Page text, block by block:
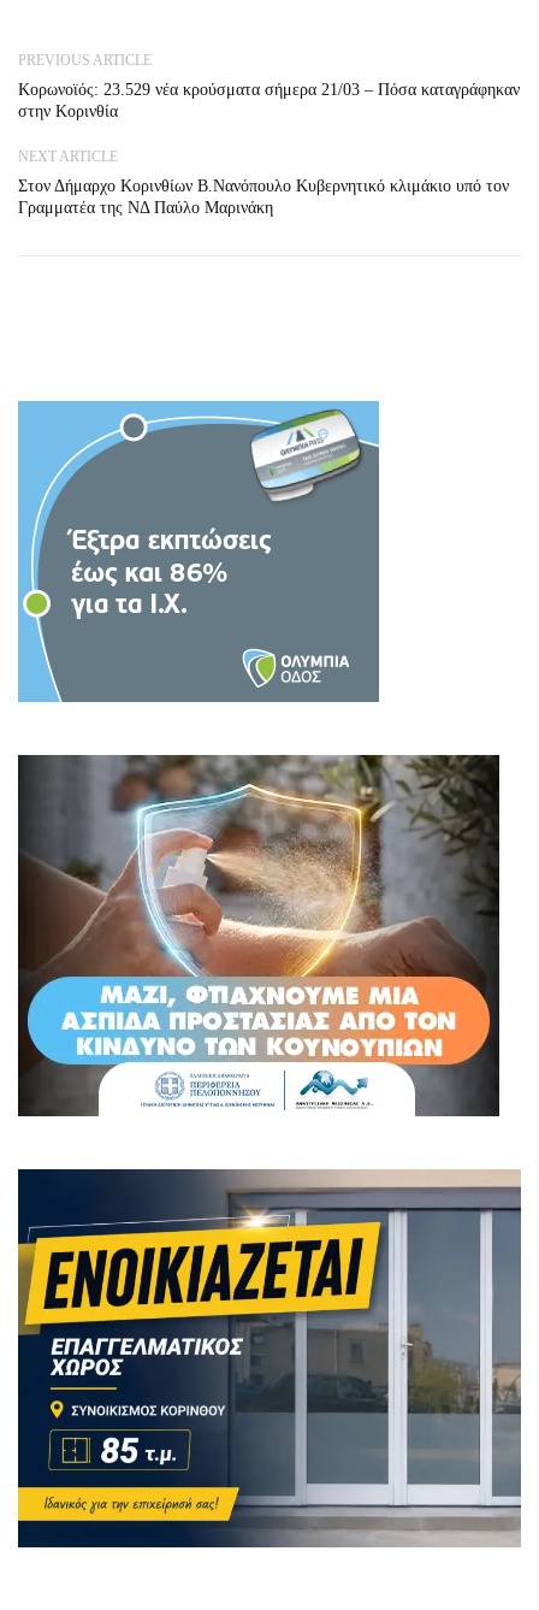
PREVIOUS ARTICLE
Κορωνοϊός: 23.529 νέα κρούσματα σήμερα 21/03 – Πόσα καταγράφηκαν
στην Κορινθία
NEXT ARTICLE
Στον Δήμαρχο Κορινθίων Β.Νανόπουλο Κυβερνητικό κλιμάκιο υπό τον
Γραμματέα της ΝΔ Παύλο Μαρινάκη